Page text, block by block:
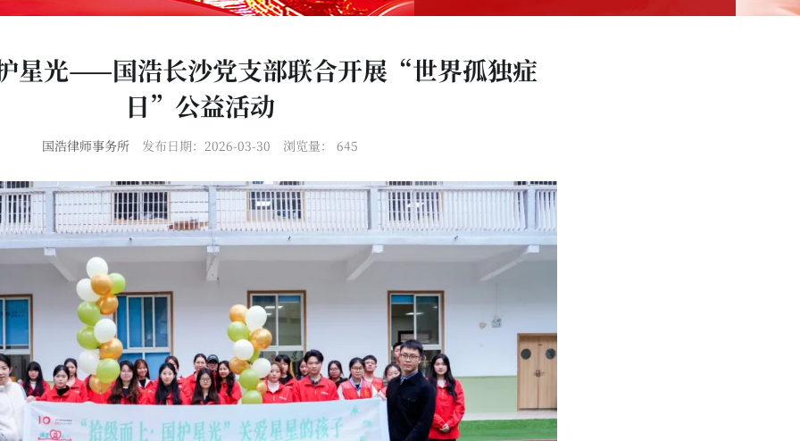
星光——国浩长沙党支部联合开展“世界孤独症
日”公益活动
国浩律师事务所 发布日期：2026-03-30 浏览量： 645